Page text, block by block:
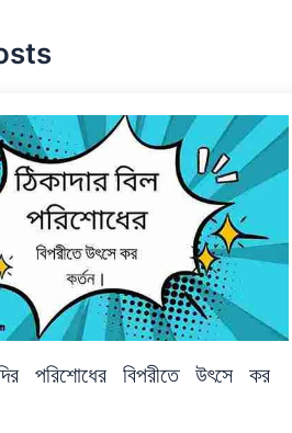
পরিশোধের বিপরীতে উৎসে কর